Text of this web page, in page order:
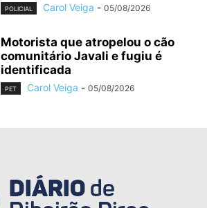
POLICIAL Carol Veiga - 05/08/2026
Motorista que atropelou o cão
comunitário Javali e fugiu é
identificada
PET Carol Veiga - 05/08/2026